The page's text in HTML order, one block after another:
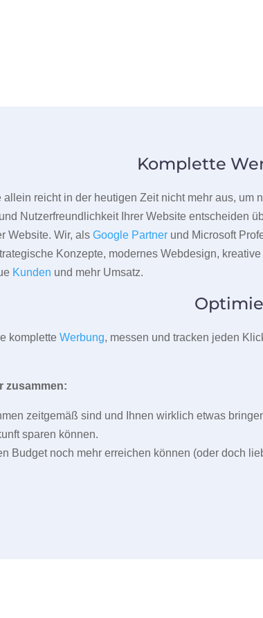
Komplette
allein reicht in der heutigen Zeit nicht mehr aus, um
Nutzerfreundlichkeit Ihrer Website entscheiden
Website. Wir, alsGoogle Partner und Microsoft
Konzepte, modernes Webdesign,
Kunden und mehr Umsatz.
kompletteWerbung, messen und tracken jeden
zusammen:
zeitgemäß sind und Ihnen wirklich etwas
sparen können.
Budget noch mehr erreichen können (oder doch